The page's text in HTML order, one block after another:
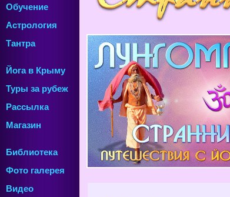
Обучение
Астрология
Тантра
Йога в Крыму
Туры за рубеж
Рассылка
Магазин
Библиотека
Фото галерея
Видео